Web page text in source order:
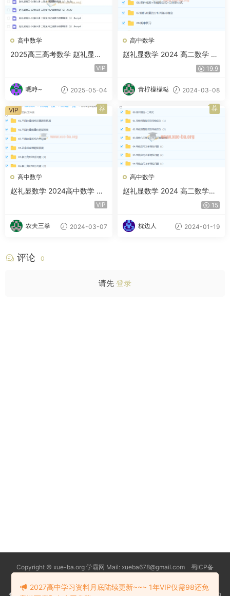
高中数学
2025高三高考数学 赵礼显数
学 2025全年全程一轮二轮暑VIP
嗯哼~ 2025-05-04
高中数学
赵礼显数学 2024 高二数学 精
讲春季班 百度云网盘下载 19.9
青柠檬檬哒 2024-03-08
高中数学
赵礼显数学 2024高中数学 高
VIP
农夫三拳 2024-03-07
VIP 荐
高中数学
赵礼显数学 2024 高二数学寒
15
枕边人 2024-01-19
荐
评论 0
请先 登录
Copyright © xue-ba.org 学霸网 Mail: xueba678@gmail.com 蜀ICP备
常见问题
更新日志 忘记密码本站推荐浏览器：Edge浏览器
2027高中学习资料月底陆续更新~~~ 1年VIP仅需98还免